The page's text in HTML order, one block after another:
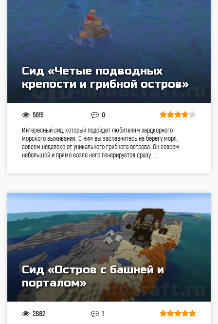
Сид «Четые подводных
крепости и грибной остров»
5615 0
Интересный сид, который подойдет любителям хардкорного
морского выживания. С ним вы заспавнитесь на берегу моря,
совсем недалеко от уникального грибного острова. Он совсем
небольшой и прямо возле него генерируется сразу…
Сид «Остров с башней и
порталом»
2882 1